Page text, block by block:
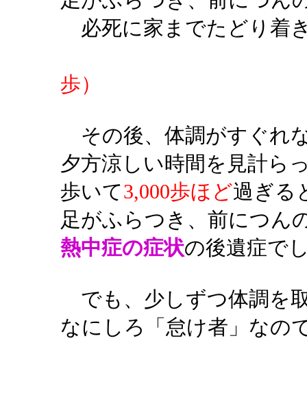
必死に家までたどり着
歩）
その後、体調がすぐれ
夕方涼しい時間を見計ら
歩いて3,000歩ほど過ぎる
足がふらつき、前につん
熱中症の症状の後遺症で
でも、少しずつ体調を
なにしろ「怠け者」なの